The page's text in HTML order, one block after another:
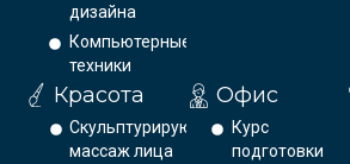
дизайна
Компьютерные
техники
Красота
Скульптурирующий
массаж лица
Офис
Курс
подготовки